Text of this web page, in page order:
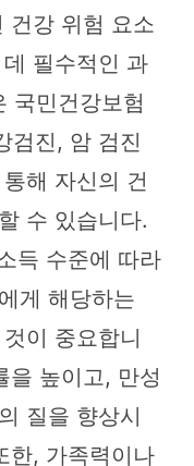
건강 위험 요소
필수적인 과
국민건강보험
검진, 암 검진
해 자신의 건
수 있습니다.
득 수준에 따라
게 해당하는
이 중요합니
을 높이고, 만성
질을 향상시
한, 가족력이나